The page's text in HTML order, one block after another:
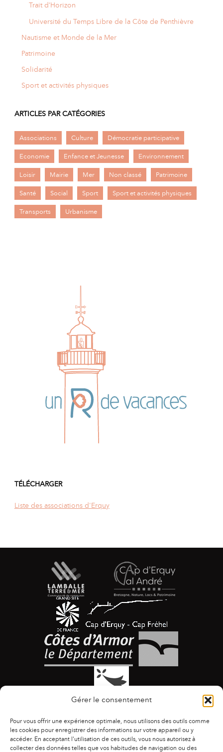
Gérer le consentement
Pour vous offrir une expérience optimale, nous utilisons des outils comme
les cookies pour enregistrer des informations sur votre appareil ou y
accéder. En acceptant l'utilisation de ces outils, vous nous autorisez à
collecter des données telles que vos habitudes de navigation ou des
Trait d’Horizon
Université du Temps Libre de la Côte de Penthièvre
Nautisme et Monde de la Mer
Patrimoine
Solidarité
Sport et activités physiques
ARTICLES PAR CATÉGORIES
Associations Culture Démocratie participative
Economie Enfance et Jeunesse Environnement
Loisir Mairie Mer Non classé Patrimoine
Santé Social Sport Sport et activités physiques
Transports Urbanisme
TÉLÉCHARGER
Liste des associations d'Erquy